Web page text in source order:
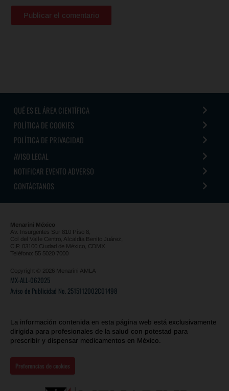
QUÉ ES EL ÁREA CIENTÍFICA
POLÍTICA DE COOKIES
POLÍTICA DE PRIVACIDAD
AVISO LEGAL
NOTIFICAR EVENTO ADVERSO
CONTÁCTANOS
Menarini México
Av. Insurgentes Sur 810 Piso 8,
Col del Valle Centro, Alcaldía Benito Juárez,
C.P. 03100 Ciudad de México, CDMX
Teléfono: 55 5020 7000
Copyright © 2026 Menarini AMLA
MX-ALL-062025
Aviso de Publicidad No. 2515112002C01498
La información contenida en esta página web está exclusivamente
dirigida para profesionales de la salud con potestad para
prescribir y dispensar medicamentos en México.
Preferencias de cookies